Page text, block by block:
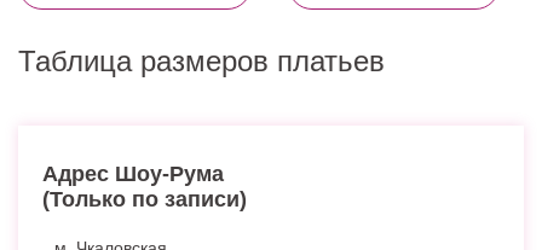
Таблица размеров платьев
Адрес Шоу-Рума
(Только по записи)